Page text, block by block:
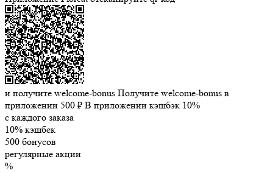
и получите welcome-bonus Получите welcome-bonus в
приложении 500 ₽ В приложении кэшбэк 10%
с каждого заказа
10% кэшбек
500 бонусов
регулярные акции
%